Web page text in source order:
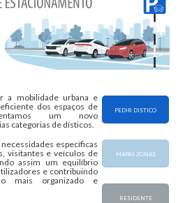
a mobilidade urbana e
dos espaços de
um novo
categorias de dísticos.
específicas
visitantes e veículos de
assim um equilíbrio
e contribuindo
mais organizado e
PEDIR DISTICO
MAPAS ZONAS
RESIDENTE